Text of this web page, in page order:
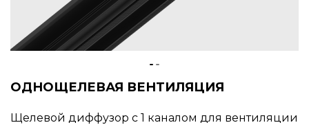
ОДНОЩЕЛЕВАЯ ВЕНТИЛЯЦИЯ
Щелевой диффузор с 1 каналом для вентиляции